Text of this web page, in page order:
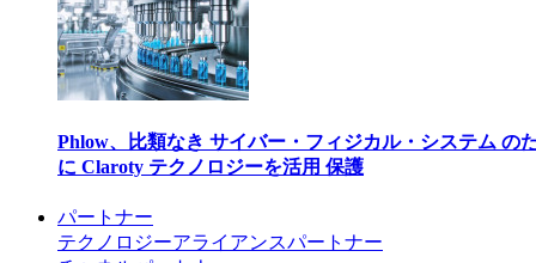
Phlow、比類なき サイバー・フィジカル・システム の
に Claroty テクノロジーを活用 保護
パートナー
テクノロジーアライアンスパートナー